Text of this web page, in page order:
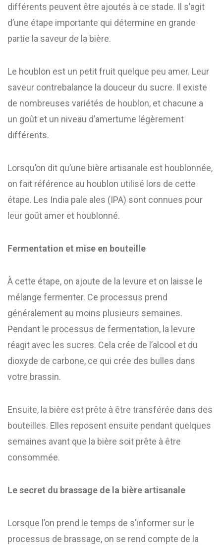
différents peuvent être ajoutés à ce stade. Il s’agit
d’une étape importante qui détermine en grande
partie la saveur de la bière.
Le houblon est un petit fruit quelque peu amer. Leur
saveur contrebalance la douceur du sucre. Il existe
de nombreuses variétés de houblon, et chacune a
un goût et un niveau d’amertume légèrement
différents.
Lorsqu’on dit qu’une bière artisanale est houblonnée,
on fait référence au houblon utilisé lors de cette
étape. Les India pale ales (IPA) sont connues pour
leur goût amer et houblonné.
Fermentation et mise en bouteille
À cette étape, on ajoute de la levure et on laisse le
mélange fermenter. Ce processus prend
généralement au moins plusieurs semaines.
Pendant le processus de fermentation, la levure
réagit avec les sucres. Cela crée de l’alcool et du
dioxyde de carbone, ce qui crée des bulles dans
votre brassin.
Ensuite, la bière est prête à être transférée dans des
bouteilles. Elles reposent ensuite pendant quelques
semaines avant que la bière soit prête à être
consommée.
Le secret du brassage de la bière artisanale
Lorsque l’on prend le temps de s’informer sur le
processus de brassage, on se rend compte de la